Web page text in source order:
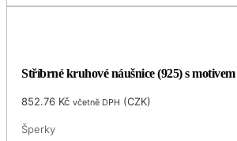
Stříbrné kruhové náušnice (925) s
852.76 Kč včetně DPH (CZK)
Šperky